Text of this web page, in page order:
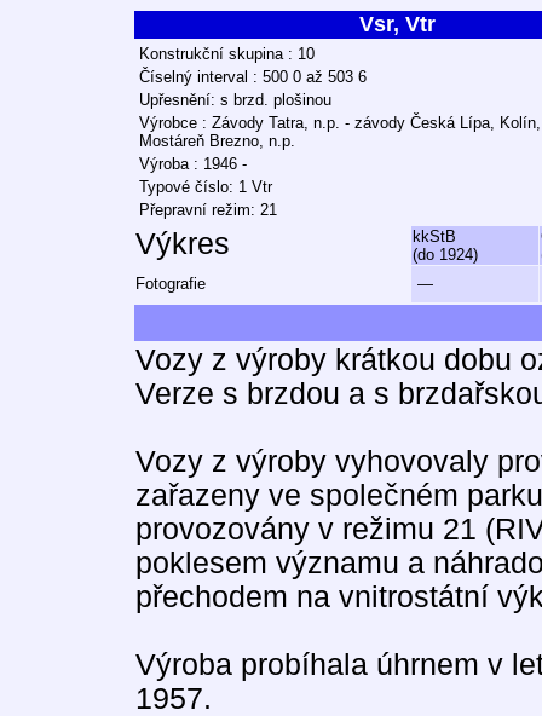
Vsr, Vtr
Konstrukční skupina : 10
Číselný interval : 500 0 až 503 6
Upřesnění: s brzd. plošinou
Výrobce : Závody Tatra, n.p. - závody Česká Lípa,
Mostáreň Brezno, n.p.
Výroba : 1946 -
Typové číslo: 1 Vtr
Přepravní režim: 21
Výkres
kkStB
(do 1924)
Fotografie
—
Vozy z výroby krátkou dobu
Verze s brzdou a s
Vozy z výroby vyhovovaly
zařazeny ve společném
provozovány v režimu 21
poklesem významu a
přechodem na vnitrostátní
Výroba probíhala úhrnem v
1957.